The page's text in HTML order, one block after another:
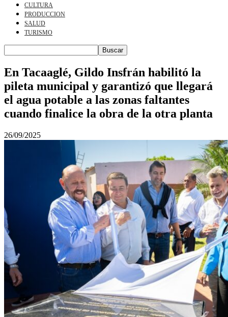
CULTURA
PRODUCCION
SALUD
TURISMO
En Tacaaglé, Gildo Insfrán habilitó la
pileta municipal y garantizó que llegará
el agua potable a las zonas faltantes
cuando finalice la obra de la otra planta
26/09/2025